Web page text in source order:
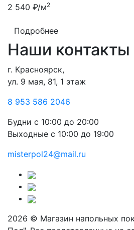
2 540 ₽/м2
Подробнее
Наши контакты
г. Красноярск,
ул. 9 мая, 81, 1 этаж
8 953 586 2046
Будни с 10:00 до 20:00
Выходные с 10:00 до 19:00
misterpol24@mail.ru
2026 © Магазин напольных